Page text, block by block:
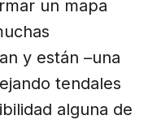
un mapa
y están –una
tendales
alguna de